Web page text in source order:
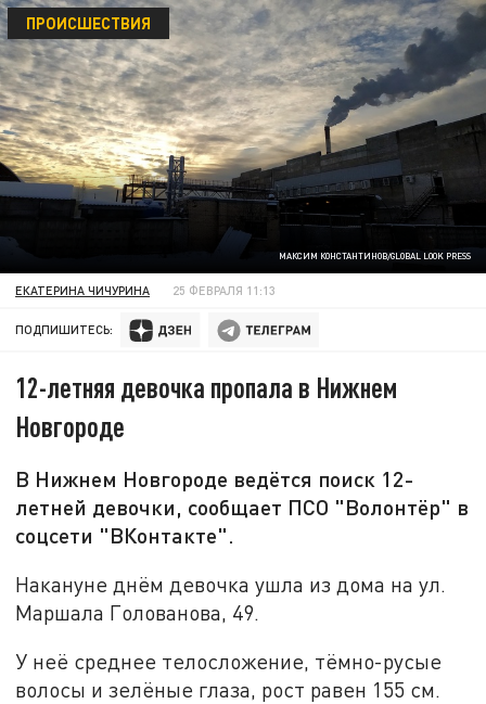
МАКСИМ КОНСТАНТИНОВ/GLOBAL LOOK PRESS
ПРОИСШЕСТВИЯ
ЕКАТЕРИНА ЧИЧУРИНА 25 ФЕВРАЛЯ 11:13
ПОДПИШИТЕСЬ:
12-летняя девочка пропала в Нижнем
Новгороде
В Нижнем Новгороде ведётся поиск 12-
летней девочки, сообщает ПСО "Волонтёр" в
соцсети "ВКонтакте".
Накануне днём девочка ушла из дома на ул.
Маршала Голованова, 49.
У неё среднее телосложение, тёмно-русые
волосы и зелёные глаза, рост равен 155 см.